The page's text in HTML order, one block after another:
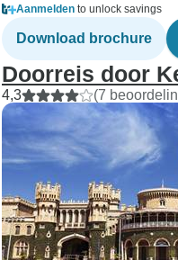
Aanmelden to unlock savings
Download brochure
Doorreis door
4,3 (7